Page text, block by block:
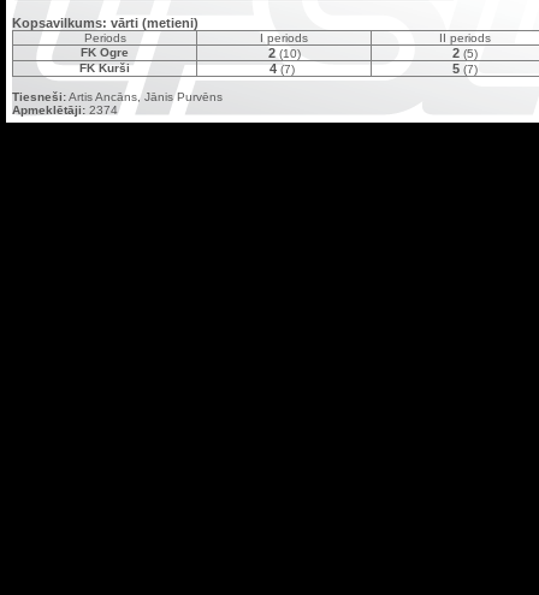
Kopsavilkums: vārti (metieni)
Periods I periods
II periods
FK Ogre
2(10) 2 (5)
FK Kurši
4 (7) 5 (7)
Tiesneši:Artis Ancāns, Jānis Purvēns
Apmeklētāji: 2374